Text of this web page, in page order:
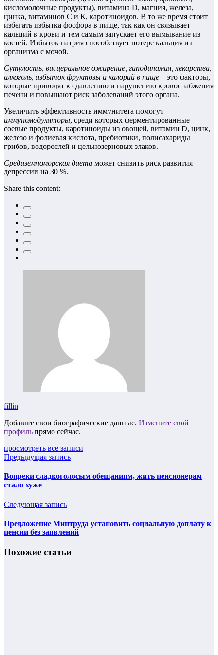
кисломолочные продукты), витамина D, магния, железа,
цинка, витаминов С и К, каротиноидов. В то же время стоит
избегать избытка фосфора в пище, так как он связывает
кальций в крови и тем самым запускает его вымывание из
костей. Избыток натрия способствует потере кальция из
организма с мочой.
Сутулость, висцеральное ожирение, гиподинамия, лекарства,
алкоголь, избыток фруктозы и калорий в пище – это факторы,
которые приводят к сдавлению и нарушению кровоснабжения
печени и повышают риск заболеваний этого органа.
Увеличить эффективность иммунитета помогут
иммуномодуляторы, среди которых ферментированные
соевые продукты, каротиноиды из овощей, витамин D, цинк,
железо и фолиевая кислота, пребиотики, полисахариды
грибов, водорослей и цельнозерновых злаков.
Средиземноморская диета может снизить риск развития
депрессии на 30 %.
Share this content:
fillin
Добавьте свои биографические данные. Измените свой
профиль прямо сейчас.
просмотреть все записи
Предыдущая запись
Вопреки сладкоголосым обещаниям, жить пенсионерам
стало хуже
Следующая запись
Предложение Минтруда установить социальную доплату к
пенсии без заявлений
Похожие статьи